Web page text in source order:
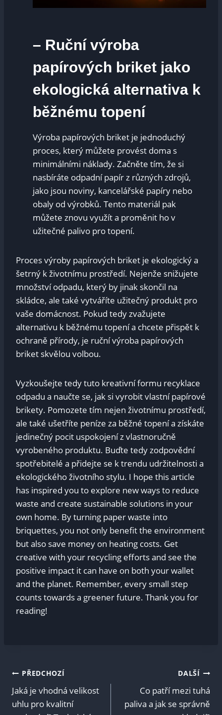
– Ruční výroba
papírových briket⁢ jako
ekologická alternativa k
běžnému topení
Výroba papírových‌ briket je jednoduchý
proces, který můžete⁣ provést doma s
minimálními⁢ náklady. Začněte tím, že si
nasbíráte⁢ odpadní papír ​z různých zdrojů,
jako jsou noviny, kancelářské papíry nebo
obaly od výrobků. Tento materiál pak
můžete znovu využít‌ a proměnit ho v
užitečné palivo pro topení.
Proces výroby papírových briket je ekologický a
šetrný k životnímu ‌prostředí.​ Nejenže ‍snižujete
množství odpadu, který by jinak skončil na
skládce, ale také vytváříte užitečný produkt pro
vaše‌ domácnost. Pokud tedy ‍zvažujete
alternativu k běžnému ‌topení‌ a chcete přispět‌ k
ochraně přírody, je ruční výroba papírových⁤
briket skvělou⁣ volbou.
Vyzkoušejte tedy⁢ tuto ⁤kreativní formu recyklace
odpadu a naučte se, jak si vyrobit vlastní papírové
brikety. Pomozete tím nejen životnímu prostředí,
ale také ušetříte peníze za běžné topení a získáte
jedinečný pocit uspokojení z vlastnoručně
vyrobeného produktu. Buďte tedy zodpovědní
spotřebitelé ⁤a přidejte se k trendu udržitelnosti a
ekologického životního stylu. I hope this article
has inspired you to explore new ways‍ to reduce
waste and​ create sustainable solutions in your
own ⁢home. By turning paper waste into
briquettes, you not only benefit the environment
but also save money on heating costs. Get‌
creative with your recycling ‍efforts and see the​
positive ⁤impact it can have on both your wallet
and the planet. Remember, every small step‍
counts towards a greener future. Thank you for
reading!
Navigace
pro
PŘEDCHOZÍ
Jaká je vhodná velikost
uhlu pro kvalitní
DALŠÍ
Co patří mezi tuhá
paliva a jak se správně